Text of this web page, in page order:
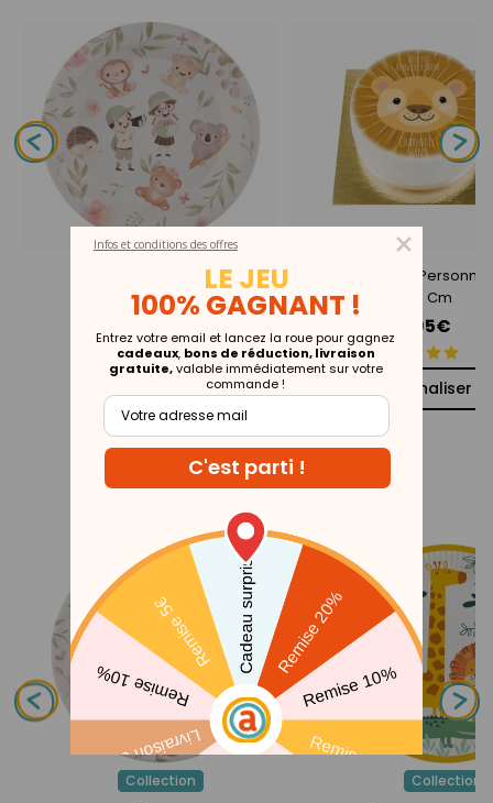
Explorateur
BuenoCake Lion
- Ø 14 Cm
29,95€
Personnaliser
THÈMES ASSOCIÉS
Collection Collection
Entrez votre email et lancez la roue pour gagnez
cadeaux, bons de réduction, livraison
gratuite,valable immédiatement sur votre
commande !
Infos et conditions des offres
100% GAGNANT !
LE JEU